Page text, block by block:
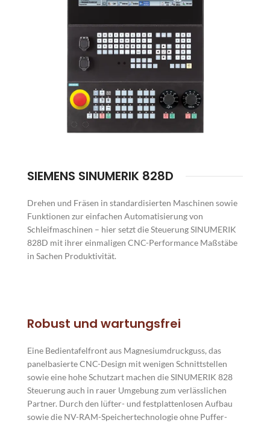
SIEMENS SINUMERIK 828D
Drehen und Fräsen in standardisierten Maschinen sowie
Funktionen zur einfachen Automatisierung von
Schleifmaschinen – hier setzt die Steuerung SINUMERIK
828D mit ihrer einmaligen CNC-Performance Maßstäbe
in Sachen Produktivität.
Robust und wartungsfrei
Eine Bedientafelfront aus Magnesiumdruckguss, das
panelbasierte CNC-Design mit wenigen Schnittstellen
sowie eine hohe Schutzart machen die SINUMERIK 828
Steuerung auch in rauer Umgebung zum verlässlichen
Partner. Durch den lüfter- und festplattenlosen Aufbau
sowie die NV-RAM-Speichertechnologie ohne Puffer-